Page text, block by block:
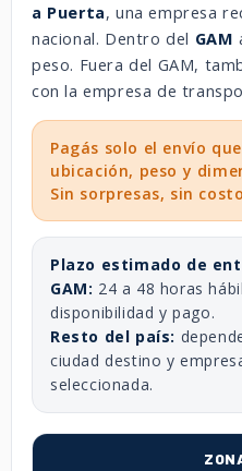
a Puerta, una empresa
nacional. Dentro del GAM
peso. Fuera del GAM,
con la empresa de
Pagás solo el envío
ubicación, peso y
Sin sorpresas, sin
Plazo estimado de
GAM: 24 a 48 horas
disponibilidad y pago.
Resto del país:
ciudad destino y
seleccionada.